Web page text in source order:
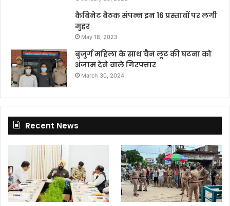
कैबिनेट बैठक संपन्न इन 16 प्रस्तावों पर लगी
मुहर
May 18, 2023
बुजुर्ग महिला के साथ चैन लूट की घटना को
अंजाम देने वाले गिरफ्तार
March 30, 2024
Recent News